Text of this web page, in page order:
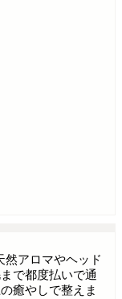
然アロマやヘッド
で都度払いで通
癒やしで整えま